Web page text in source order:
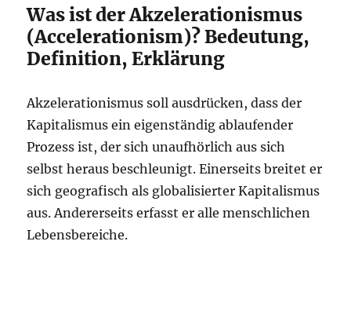
Was ist der Akzelerationismus
(Accelerationism)? Bedeutung,
Definition, Erklärung
Akzelerationismus soll ausdrücken, dass der
Kapitalismus ein eigenständig ablaufender
Prozess ist, der sich unaufhörlich aus sich
selbst heraus beschleunigt. Einerseits breitet er
sich geografisch als globalisierter Kapitalismus
aus. Andererseits erfasst er alle menschlichen
Lebensbereiche.